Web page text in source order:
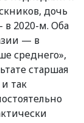
дочь
в 2020-м. Оба
— в
среднего»,
старшая
так